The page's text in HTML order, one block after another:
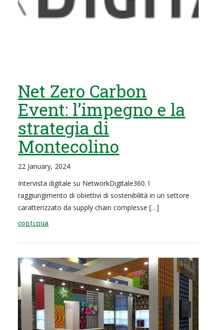
Net Zero Carbon
Event: l’impegno e la
strategia di
Montecolino
22 January, 2024
Intervista digitale su NetworkDigitale360. l
raggiungimento di obiettivi di sostenibilità in un settore
caratterizzato da supply chain complesse […]
continua